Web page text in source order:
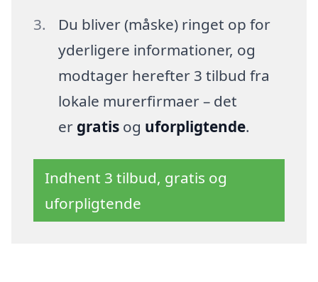
Du bliver (måske) ringet op for
yderligere informationer, og
modtager herefter 3 tilbud fra
lokale murerfirmaer – det
er gratisog uforpligtende.
Indhent 3 tilbud, gratis og
uforpligtende